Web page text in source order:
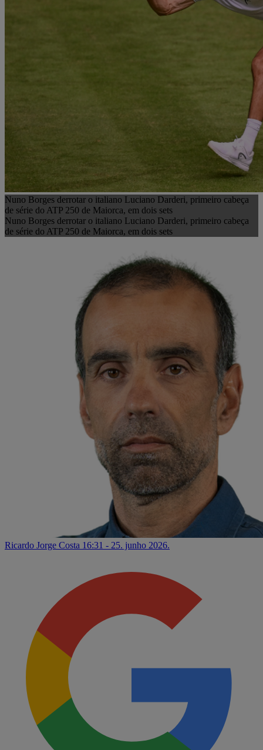
Nuno Borges derrotar o italiano Luciano Darderi, primeiro cabeça
de série do ATP 250 de Maiorca, em dois sets
Nuno Borges derrotar o italiano Luciano Darderi, primeiro cabeça
de série do ATP 250 de Maiorca, em dois sets
Ricardo Jorge Costa 16:31 - 25. junho 2026.